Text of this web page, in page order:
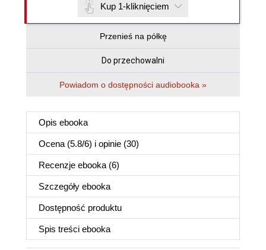
Kup 1-kliknięciem
Przenieś na półkę
Do przechowalni
Powiadom o dostępności audiobooka »
Opis ebooka
Ocena (5.8/6) i opinie (30)
Recenzje ebooka (6)
Szczegóły ebooka
Dostępność produktu
Spis treści ebooka